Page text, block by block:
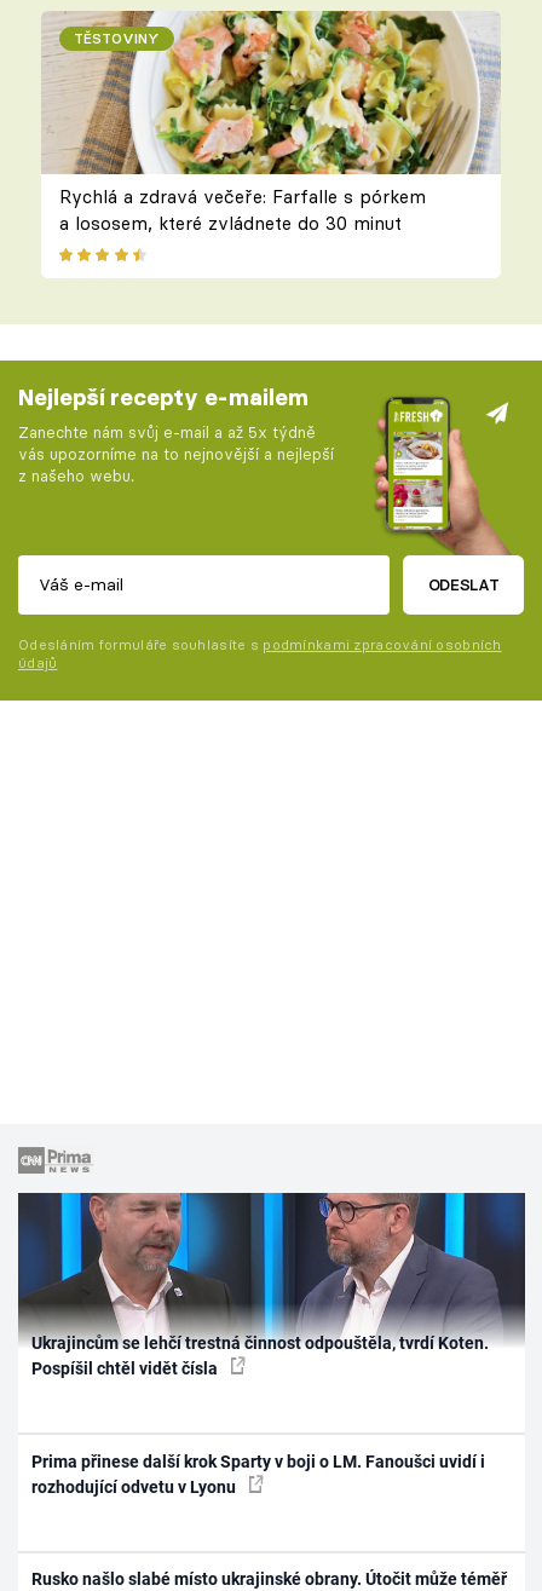
TĚSTOVINY
Rychlá a zdravá večeře: Farfalle s pórkem
a lososem, které zvládnete do 30 minut
Nejlepší recepty e-mailem
Zanechte nám svůj e-mail a až 5x týdně
vás upozorníme na to nejnovější a nejlepší
z našeho webu.
ODESLAT
Odesláním formuláře souhlasíte s podmínkami zpracování osobních
údajů
Ukrajincům se lehčí trestná činnost odpouštěla, tvrdí Koten.
Pospíšil chtěl vidět čísla
Prima přinese další krok Sparty v boji o LM. Fanoušci uvidí i
rozhodující odvetu v Lyonu
Rusko našlo slabé místo ukrajinské obrany. Útočit může téměř